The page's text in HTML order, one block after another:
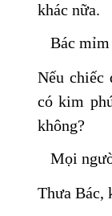
khác nữa.
Bác
Nếu chiếc
có kim
không?
Mọi
Thưa Bác,